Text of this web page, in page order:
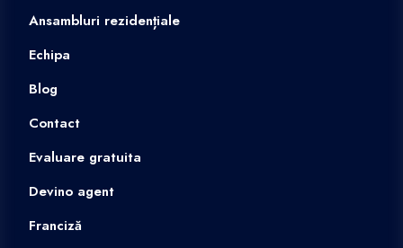
Ansambluri rezidențiale
Echipa
Blog
Contact
Evaluare gratuita
Devino agent
Franciză